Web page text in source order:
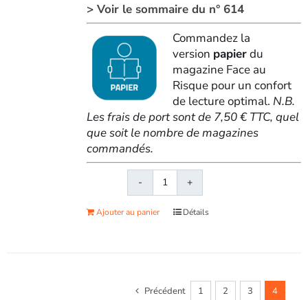
> Voir le sommaire du n° 614
Commandez la
version papierdu
magazine Face au
Risque pour un confort
de lecture optimal. N.B.
Les frais de port sont de 7,50 € TTC, quel
que soit le nombre de magazines
commandés.
quantité
de
Face
n°
Ajouter au panier Détails
Précédent 1 2 3 4